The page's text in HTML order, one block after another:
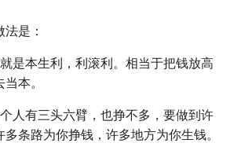
是：
是本生利，利滚利。相当于把钱放高
本。
人有三头六臂，也挣不多，要做到许
条路为你挣钱，许多地方为你生钱。